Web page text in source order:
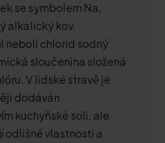
se symbolem Na,
alkalický kov.
neboli chlorid sodný
sloučenina složená
V lidské stravě je
dodáván
kuchyňské soli, ale
odlišné vlastnosti a